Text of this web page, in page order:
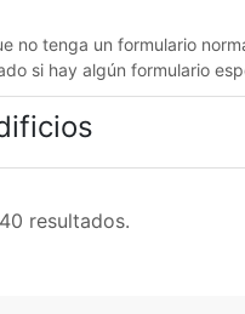
no tenga un formulario
si hay algún formulario
resultados.